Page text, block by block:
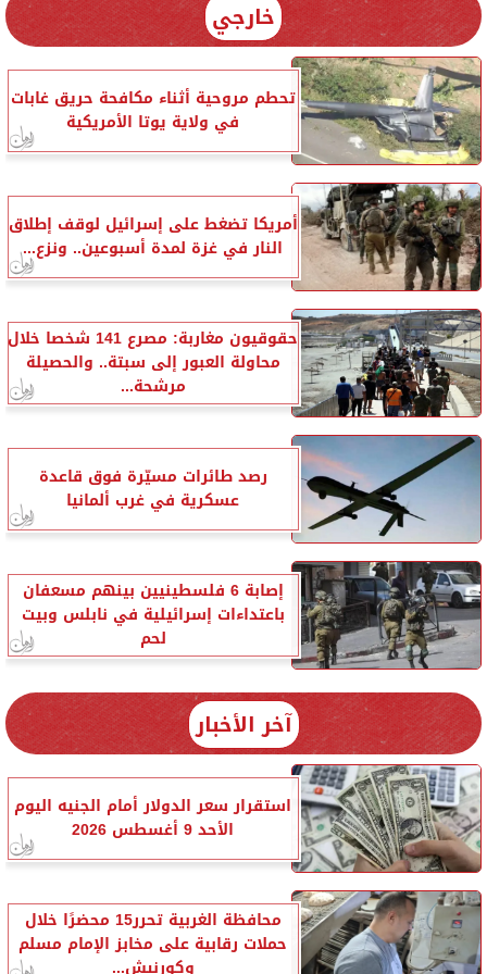
خارجي
تحطم مروحية أثناء مكافحة حريق غابات
في ولاية يوتا الأمريكية
أمريكا تضغط على إسرائيل لوقف إطلاق
النار في غزة لمدة أسبوعين.. ونزع...
حقوقيون مغاربة: مصرع 141 شخصا خلال
محاولة العبور إلى سبتة.. والحصيلة
مرشحة...
رصد طائرات مسيّرة فوق قاعدة
عسكرية في غرب ألمانيا
إصابة 6 فلسطينيين بينهم مسعفان
باعتداءات إسرائيلية في نابلس وبيت
لحم
آخر الأخبار
استقرار سعر الدولار أمام الجنيه اليوم
الأحد 9 أغسطس 2026
محافظة الغربية تحرر15 محضرًا خلال
حملات رقابية على مخابز الإمام مسلم
وكورنيش...